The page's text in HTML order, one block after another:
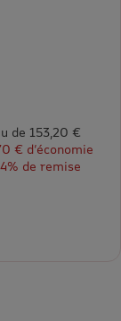
de 153,20 €
€ d’économie
de remise